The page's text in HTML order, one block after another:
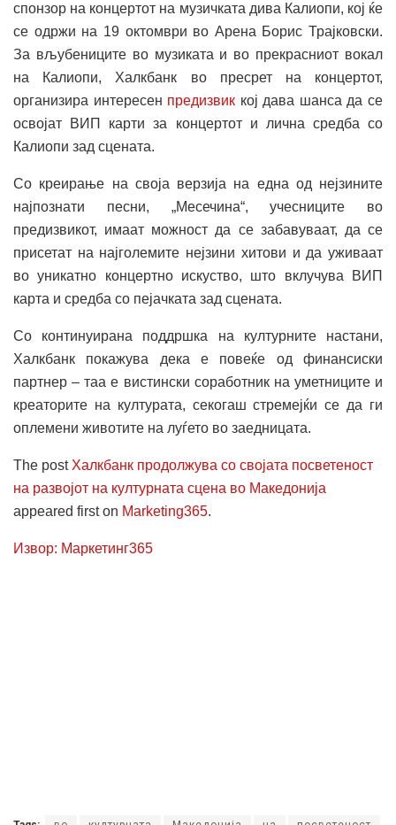
спонзор на концертот на музичката дива Калиопи, кој ќе
се одржи на 19 октомври во Арена Борис Трајковски.
За вљубениците во музиката и во прекрасниот вокал
на Калиопи, Халкбанк во пресрет на концертот,
организира интересен предизвик кој дава шанса да се
освојат ВИП карти за концертот и лична средба со
Калиопи зад сцената.
Со креирање на своја верзија на една од нејзините
најпознати песни, „Месечина“, учесниците во
предизвикот, имаат можност да се забавуваат, да се
присетат на најголемите нејзини хитови и да уживаат
во уникатно концертно искуство, што вклучува ВИП
карта и средба со пејачката зад сцената.
Со континуирана поддршка на културните настани,
Халкбанк покажува дека е повеќе од финансиски
партнер – таа е вистински соработник на уметниците и
креаторите на културата, секогаш стремејќи се да ги
оплемени животите на луѓето во заедницата.
The post Халкбанк продолжува со својата посветеност
на развојот на културната сцена во Македонија
appeared first on Marketing365.
Извор: Маркетинг365